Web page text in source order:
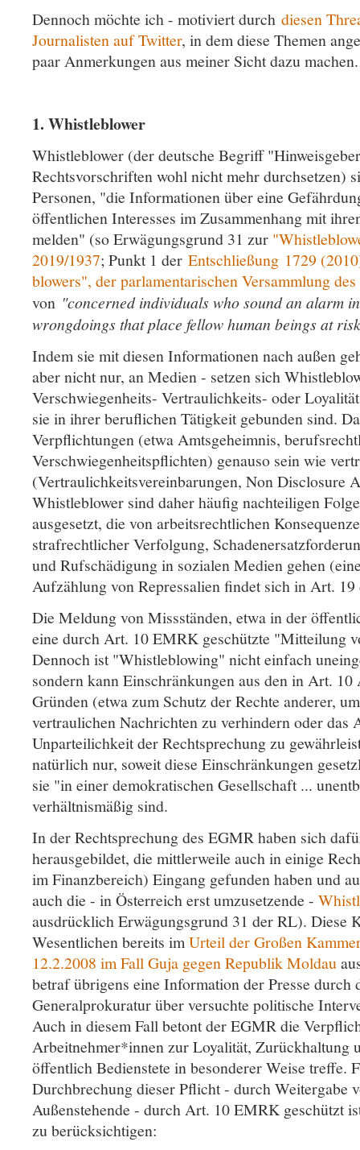
Dennoch möchte ich - motiviert durch diesen
Journalisten auf Twitter, in dem diese Themen
paar Anmerkungen aus meiner Sicht dazu machen.
1. Whistleblower
Whistleblower (der deutsche Begriff
Rechtsvorschriften wohl nicht mehr durchsetzen)
Personen, "die Informationen über eine
öffentlichen Interesses im Zusammenhang mit
melden" (so Erwägungsgrund 31 zur
2019/1937; Punkt 1 der Entschließung 1729
blowers", der parlamentarischen Versammlung
von "concerned individuals who sound an alarm
wrongdoings that place fellow human beings at
Indem sie mit diesen Informationen nach außen
aber nicht nur, an Medien - setzen sich
Verschwiegenheits- Vertraulichkeits- oder
sie in ihrer beruflichen Tätigkeit gebunden sind.
Verpflichtungen (etwa Amtsgeheimnis,
Verschwiegenheitspflichten) genauso sein wie
(Vertraulichkeitsvereinbarungen, Non Disclosure
Whistleblower sind daher häufig nachteiligen
ausgesetzt, die von arbeitsrechtlichen
strafrechtlicher Verfolgung,
und Rufschädigung in sozialen Medien gehen
Aufzählung von Repressalien findet sich in Art.
Die Meldung von Missständen, etwa in der
eine durch Art. 10 EMRK geschützte "Mitteilung
Dennoch ist "Whistleblowing" nicht einfach
sondern kann Einschränkungen aus den in Art.
Gründen (etwa zum Schutz der Rechte anderer,
vertraulichen Nachrichten zu verhindern oder das
Unparteilichkeit der Rechtsprechung zu
natürlich nur, soweit diese Einschränkungen
sie "in einer demokratischen Gesellschaft ...
verhältnismäßig sind.
In der Rechtsprechung des EGMR haben sich
herausgebildet, die mittlerweile auch in einige
im Finanzbereich) Eingang gefunden haben und
auch die - in Österreich erst umzusetzende -
ausdrücklich Erwägungsgrund 31 der RL). Diese
Wesentlichen bereits imUrteil der Großen
12.2.2008 im Fall Guja gegen Republik Moldau
betraf übrigens eine Information der Presse durch
Generalprokuratur über versuchte politische
Auch in diesem Fall betont der EGMR die
Arbeitnehmer*innen zur Loyalität, Zurückhaltung
öffentlich Bedienstete in besonderer Weise treffe.
Durchbrechung dieser Pflicht - durch Weitergabe
Außenstehende - durch Art. 10 EMRK geschützt
zu berücksichtigen: